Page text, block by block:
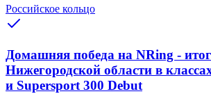
Российское кольцо
Домашняя победа на NRing -
Нижегородской области в
и Supersport 300 Debut